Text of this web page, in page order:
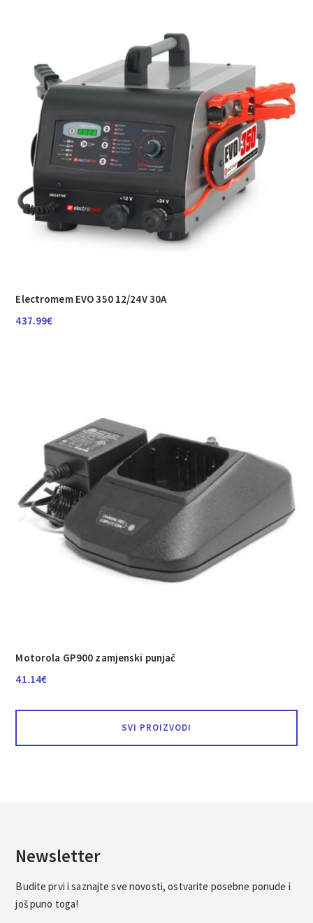
Electromem EVO 350 12/24V 30A
437.99€
Motorola GP900 zamjenski punjač
41.14€
SVI PROIZVODI
Newsletter
Budite prvi i saznajte sve novosti, ostvarite posebne ponude i
još puno toga!